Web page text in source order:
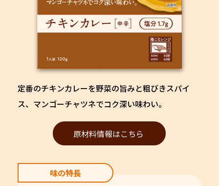
定番のチキンカレーを野菜の旨みと粗びきスパイ
ス、マンゴーチャツネでコク深い味わい。
原材料情報はこちら
味の特長